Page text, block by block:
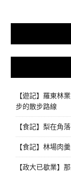
【遊記】羅東林
步的散步路線
【食記】梨在角
【食記】林場肉
【政大已歇業】